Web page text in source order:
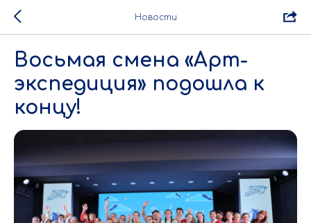
Новости
Восьмая смена «Арт-
экспедиция» подошла к
концу!